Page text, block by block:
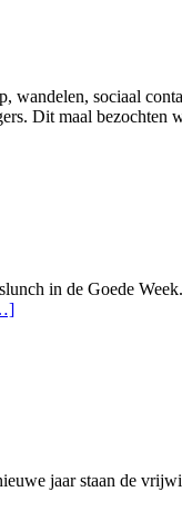
sociaal
Dit maal bezochten
in de Goede
jaar staan de